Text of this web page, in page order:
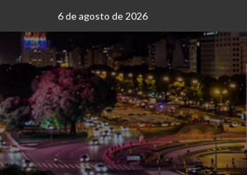
contenido
6 de agosto de 2026